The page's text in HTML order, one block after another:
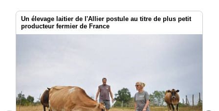
Un élevage laitier de l'Allier postule au titre de plus petit
producteur fermier de France